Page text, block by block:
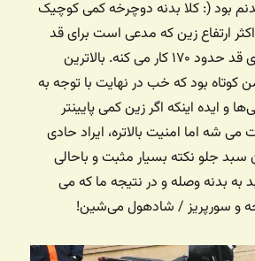
بود (: کلا بدنه دوچرخه کمی کوچیک
ارتفاع زین که مدعی است برای قد
۱۸۰ خوبه، احتمالا برای قد حدود ۱۷۰ کار می کنه. بالاترین
بود که خب در نهایت با توجه به
و ایده اینکه اگر زین کمی پایینتر
شه اما امنیت بالاتره، ایراد حادی
جلو نکته بسیار مثبت و باحالی
بدنه وصله و در نتیجه ما که می
و سورپریز / شادهول می‌شین!